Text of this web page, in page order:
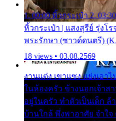
1. 00:00 หิ้วกระเป๋า 2.
หิ้วกระเป๋า | แสงสุรีย์ รุ่งโ
พระรักษา (ซาวด์ดนตรี)
18 views • 03.08.2569
งานแต่ง เขาแซง แย่งเอ
ในห้องครัว ข้างนอกเจ้าส
อยู่ในครัว ทำตัวเป็นเด็ก ล้
บ้านใกล้ พึ่งพาอาศัย จำใจ